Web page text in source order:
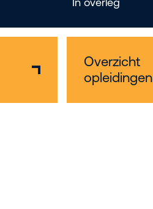
Overzicht
opleidingen